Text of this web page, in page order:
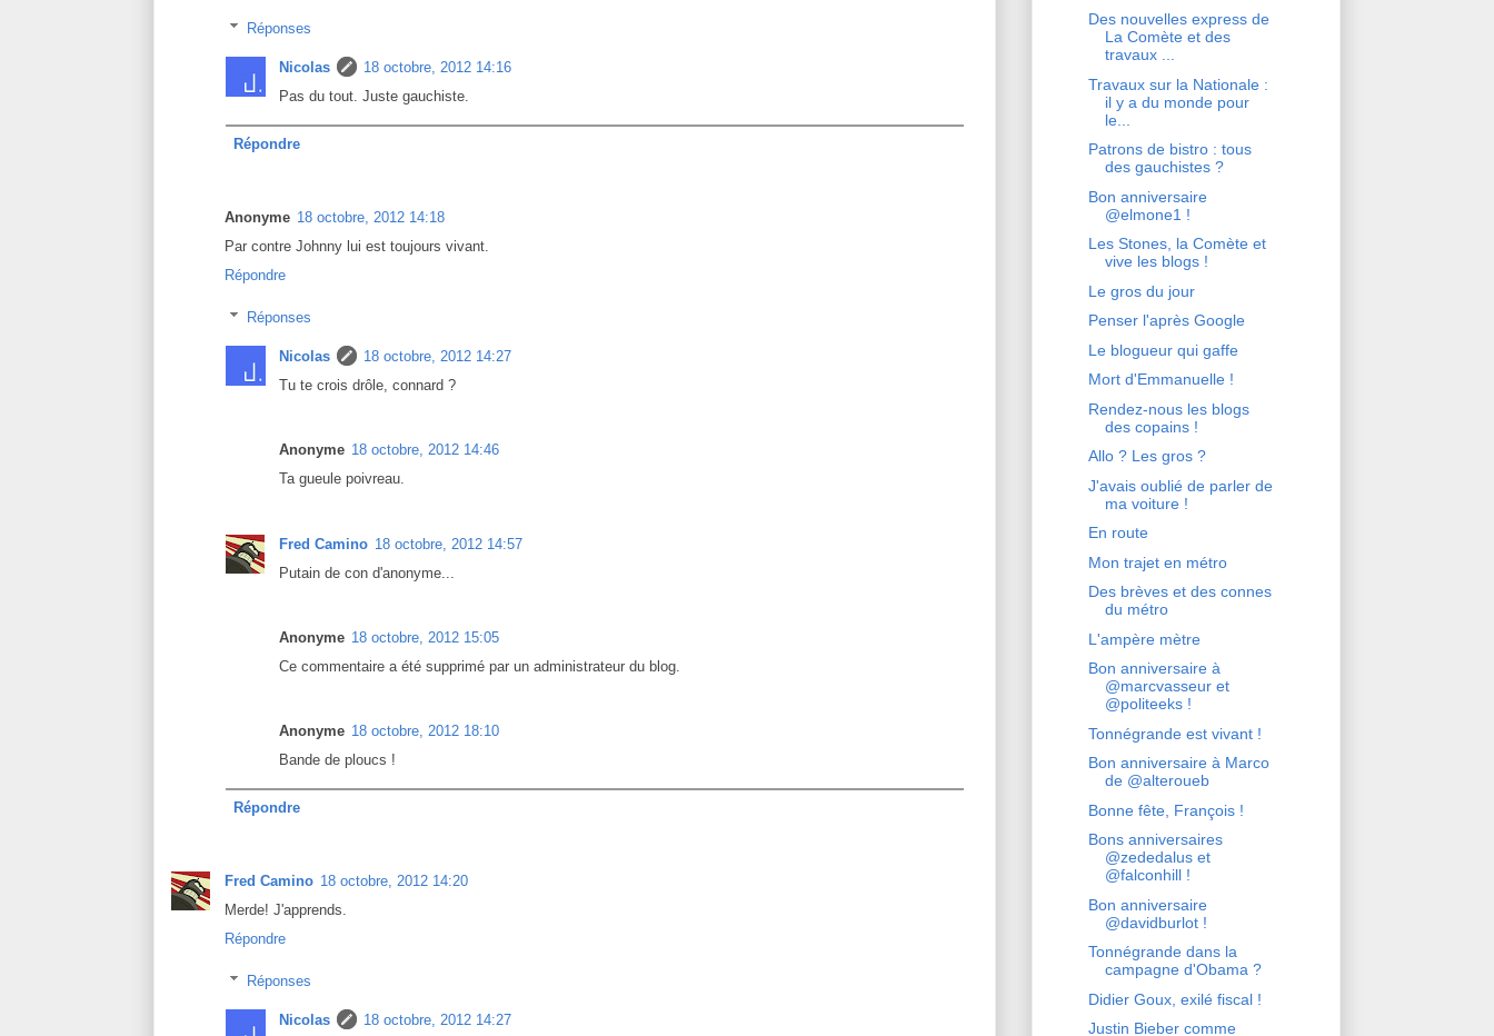
Réponses
Nicolas
18 octobre, 2012 14:16
Pas du tout. Juste gauchiste.
Répondre
Anonyme 18 octobre, 2012 14:18
Par contre Johnny lui est toujours vivant.
Répondre
Réponses
Nicolas
18 octobre, 2012 14:27
Tu te crois drôle, connard ?
Anonyme 18 octobre, 2012 14:46
Ta gueule poivreau.
Fred Camino 18 octobre, 2012 14:57
Putain de con d'anonyme...
Anonyme 18 octobre, 2012 15:05
Ce commentaire a été supprimé par un administrateur du blog.
Anonyme 18 octobre, 2012 18:10
Bande de ploucs !
Répondre
Fred Camino 18 octobre, 2012 14:20
Merde! J'apprends.
Répondre
Réponses
Nicolas
18 octobre, 2012 14:27
Des nouvelles express de
La Comète et des
travaux ...
Travaux sur la Nationale :
il y a du monde pour
le...
Patrons de bistro : tous
des gauchistes ?
Bon anniversaire
@elmone1 !
Les Stones, la Comète et
vive les blogs !
Le gros du jour
Penser l'après Google
Le blogueur qui gaffe
Mort d'Emmanuelle !
Rendez-nous les blogs
des copains !
Allo ? Les gros ?
J'avais oublié de parler de
ma voiture !
En route
Mon trajet en métro
Des brèves et des connes
du métro
L'ampère mètre
Bon anniversaire à
@marcvasseur et
@politeeks !
Tonnégrande est vivant !
Bon anniversaire à Marco
de @alteroueb
Bonne fête, François !
Bons anniversaires
@zededalus et
@falconhill !
Bon anniversaire
@davidburlot !
Tonnégrande dans la
campagne d'Obama ?
Didier Goux, exilé fiscal !
Justin Bieber comme